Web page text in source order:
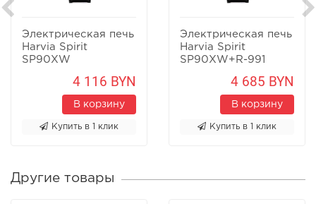
Электрическая печь
Harvia Spirit
SP90XW
4 116 BYN
В корзину
Купить в 1 клик
Электрическая печь
Harvia Spirit
SP90XW+R-991
4 685 BYN
В корзину
Купить в 1 клик
Другие товары